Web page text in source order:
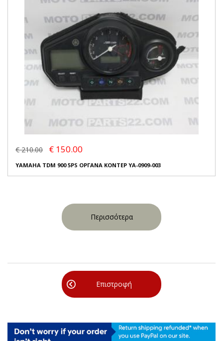
€ 210.00 € 150.00
YAMAHA TDM 900 5PS ΟΡΓΑΝΑ ΚΟΝΤΕΡ YA-0909-003
Περισσότερα
Επιστροφή